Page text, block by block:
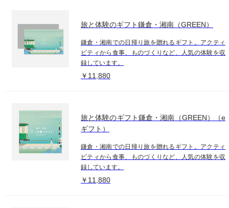
旅と体験のギフト鎌倉・湘南（GREEN）
鎌倉・湘南での日帰り旅を贈れるギフト。アクティ
ビティから食事、ものづくりなど、人気の体験を収
録しています。
￥11,880
旅と体験のギフト鎌倉・湘南（GREEN）（e
ギフト）
鎌倉・湘南での日帰り旅を贈れるギフト。アクティ
ビティから食事、ものづくりなど、人気の体験を収
録しています。
￥11,880